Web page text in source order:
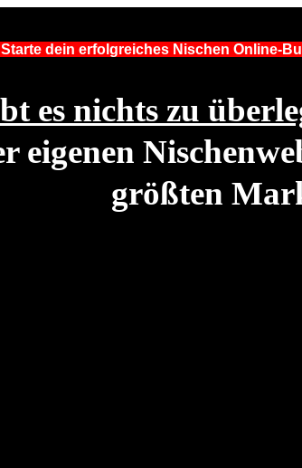
dein erfolgreiches Nischen Online-
es nichts zu
eigenen
größten